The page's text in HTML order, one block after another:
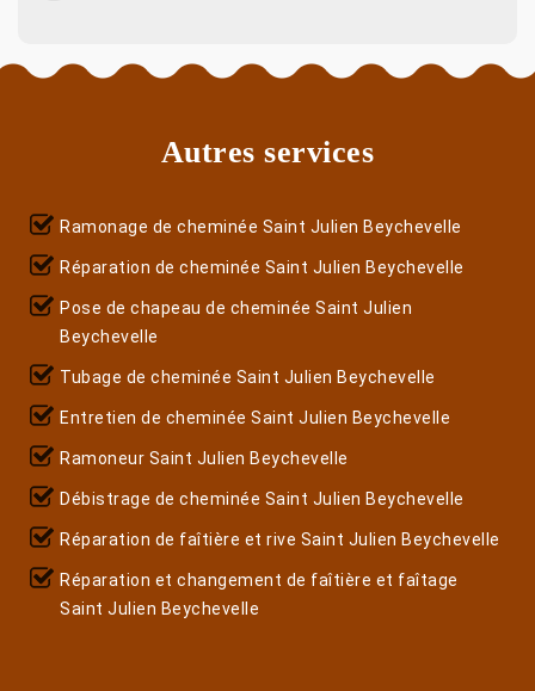
Autres services
Ramonage de cheminée Saint Julien Beychevelle
Réparation de cheminée Saint Julien Beychevelle
Pose de chapeau de cheminée Saint Julien
Beychevelle
Tubage de cheminée Saint Julien Beychevelle
Entretien de cheminée Saint Julien Beychevelle
Ramoneur Saint Julien Beychevelle
Débistrage de cheminée Saint Julien Beychevelle
Réparation de faîtière et rive Saint Julien Beychevelle
Réparation et changement de faîtière et faîtage
Saint Julien Beychevelle